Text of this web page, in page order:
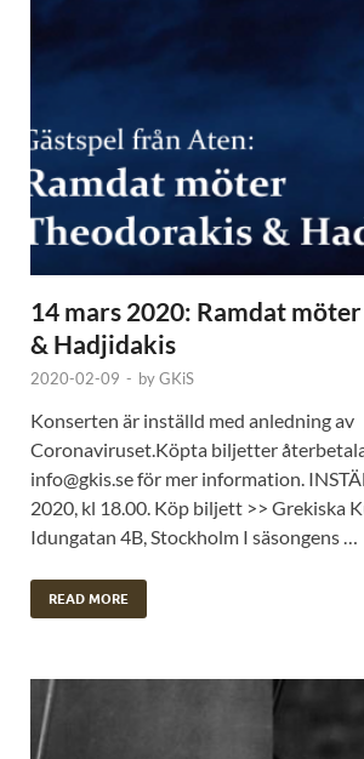
14 mars 2020: Ramdat
& Hadjidakis
2020-02-09 - byGKiS
Konserten är inställd med anledning av
Coronaviruset.Köpta biljetter
info@gkis.se för mer information.
2020, kl 18.00. Köp biljett >> Grekiska
Idungatan 4B, Stockholm I säsongens …
READ MORE